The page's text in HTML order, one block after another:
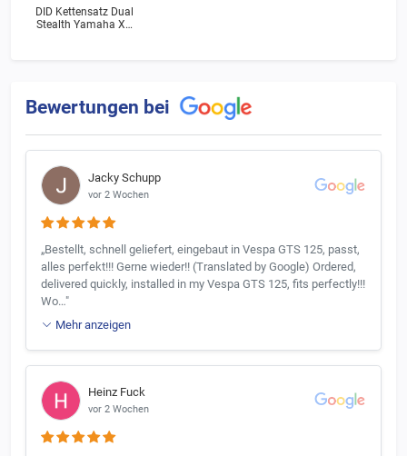
DID Kettensatz Dual
Stealth Yamaha XV
Bewertungen bei
Jacky Schupp
vor 2 Wochen
„Bestellt, schnell geliefert, eingebaut in Vespa GTS 125, passt,
alles perfekt!!! Gerne wieder!! (Translated by Google) Ordered,
delivered quickly, installed in my Vespa GTS 125, fits perfectly!!!
Wo…"
Mehr anzeigen
Heinz Fuck
vor 2 Wochen